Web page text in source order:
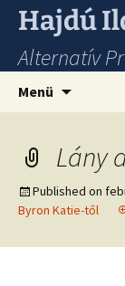
Hajdú
Alternatív
Menü
Lány
Published on
Byron Katie-től